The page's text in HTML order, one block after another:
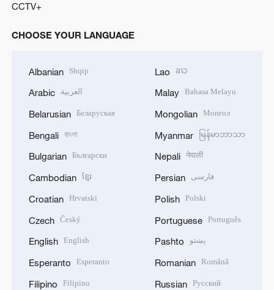
CCTV+
CHOOSE YOUR LANGUAGE
Albanian Shqip
Arabic العربية
Belarusian Беларуская
Bengali বাংলা
Bulgarian Български
Cambodian ខ្មែរ
Croatian Hrvatski
Czech Český
English English
Esperanto Esperanto
Filipino Filipino
Lao ລາວ
Malay Bahasa Melayu
Mongolian Монгол
Myanmar မြန်မာဘာသာ
Nepali नेपाली
Persian فارسی
Polish Polski
Portuguese Português
Pashto پښتو
Romanian Română
Russian Русский